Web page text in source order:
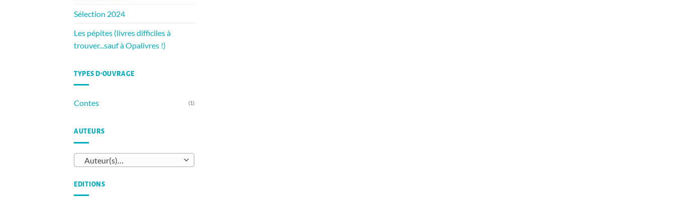
Sélection 2024
Les pépites (livres difficiles à
trouver...sauf à Opalivres !)
TYPES D’OUVRAGE
Contes (1)
AUTEURS
Auteur(s)…
EDITIONS